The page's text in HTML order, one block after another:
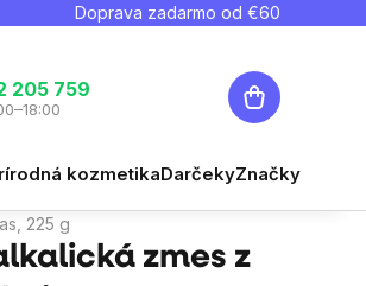
Doprava zadarmo od €60
205 759
Nákupný
košík
kozmetikaDarčekyZnačky
225 g
zmes z
Jednotková cena:
Strážiť